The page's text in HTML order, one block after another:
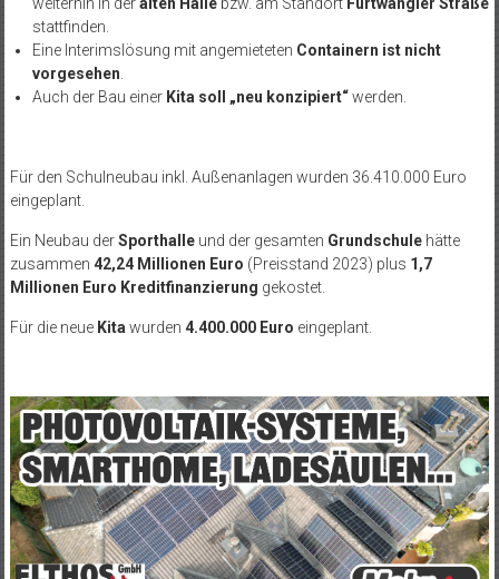
stattfinden.
Eine Interimslösung mit angemieteten Containern ist nicht
vorgesehen
Auch der Bau einer Kita soll „neu konzipiert“werden.
Für den Schulneubau inkl. Außenanlagen wurden 36.410.000 Euro
eingeplant.
Ein Neubau derSporthalleund der gesamten Grundschulehätte
zusammen 42,24 Millionen Euro (Preisstand 2023) plus 1,7
Millionen Euro Kreditfinanzierung gekostet.
Für die neue Kita wurden 4.400.000 Euro eingeplant.